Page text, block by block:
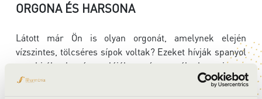
ORGONA ÉS HARSONA
Látott már Ön is olyan orgonát, amelynek elején
vízszintes, tölcséres sípok voltak? Ezeket hívják spanyol
trombitáknak, és valójában úgy szólnak, mint a
rézfúvósok a zenekarban. Ezen a koncerten viszont a